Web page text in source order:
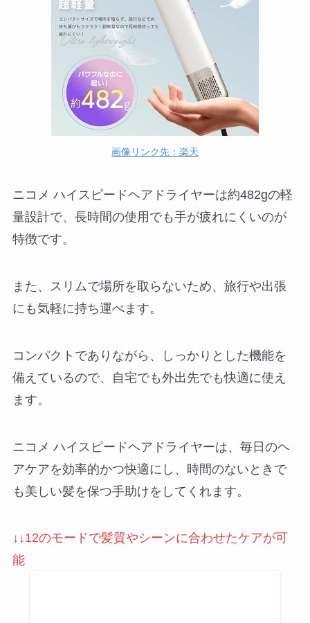
画像リンク先：楽天
ニコメ ハイスピードヘアドライヤーは約482gの軽
量設計で、長時間の使用でも手が疲れにくいのが
特徴です。
また、スリムで場所を取らないため、旅行や出張
にも気軽に持ち運べます。
コンパクトでありながら、しっかりとした機能を
備えているので、自宅でも外出先でも快適に使え
ます。
ニコメ ハイスピードヘアドライヤーは、毎日のヘ
アケアを効率的かつ快適にし、時間のないときで
も美しい髪を保つ手助けをしてくれます。
↓↓12のモードで髪質やシーンに合わせたケアが可
能